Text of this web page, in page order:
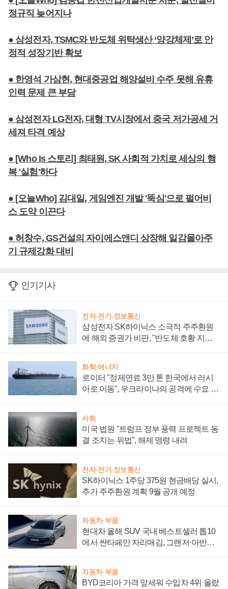
정규직 늦어지나
● 삼성전자, TSMC와 반도체 위탁생산 ‘양강체제’로 안
정적 성장기반 확보
● 한영석 가삼현, 현대중공업 해양설비 수주 못해 유휴
인력 문제 큰 부담
● 삼성전자 LG전자, 대형 TV시장에서 중국 저가공세 거
세져 타격 예상
● [Who Is 스토리] 최태원, SK 사회적 가치로 세상의 행
복 '실험'하다
● [오늘Who] 김대일, 게임엔진 개발 '뚝심'으로 펄어비
스 도약 이끈다
● 허창수, GS건설의 자이에스앤디 상장해 일감몰아주
기 규제강화 대비
인기기사
전자·전기·정보통신
삼성전자 SK하이닉스 소극적 주주환원
에 해외 증권가 비판, "반도체 호황 지속
화학·에너지
로이터 "정제연료 3만 톤 한국에서 러시
아로 이동", 우크라이나의 공격에 수요 늘
사회
미국 법원 "트럼프 정부 풍력 프로젝트 동
결 조치는 위법", 해제 명령 내려
전자·전기·정보통신
SK하이닉스 1주당 375원 현금배당 실시,
추가 주주환원 계획 9월 공개 예정
자동차·부품
현대차 올해 SUV 국내 베스트셀러 톱10
에서 싼타페만 자리매김, 그랜저·아반떼
자동차·부품
BYD코리아 가격 앞세워 수입차 4위 올랐